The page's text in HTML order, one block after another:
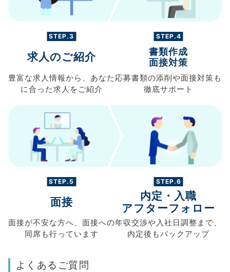
STEP.3
求人のご紹介
豊富な求人情報から、 あなた
に合った求人を ご紹介
STEP.4
書類作成
面接対策
応募書類の添削や面接対策も
徹底サポート
STEP.5
面接
面接が不安な方へ、 面接への
同席も行っています
STEP.6
内定・入職
アフターフォロー
年収交渉や入社日調整まで、
内定後もバックアップ
よくあるご質問